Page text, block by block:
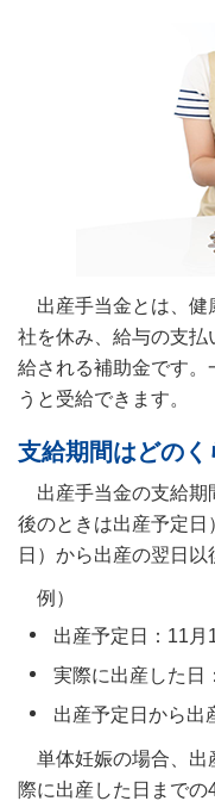
出産手当金とは、健
社を休み、給与の支
給される補助金です
うと受給できます。
支給期間はどのく
出産手当金の支給期
後のときは出産予定
日）から出産の翌日以
例）
出産予定日：11月
実際に出産した日
出産予定日から出
単体妊娠の場合、出
際に出産した日までの